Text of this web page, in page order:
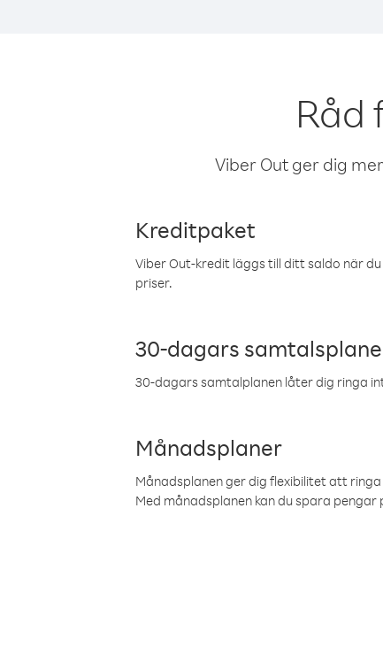
Råd
Viber Out ger dig
Kreditpaket
Viber Out-kredit läggs till ditt saldo när
priser.
30-dagars
30-dagars samtalplanen låter dig ringa
Månadsplaner
Månadsplanen ger dig flexibilitet att
Med månadsplanen kan du spara